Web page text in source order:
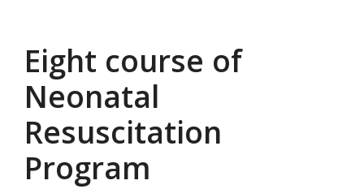
Eight course of
Neonatal
Resuscitation
Program